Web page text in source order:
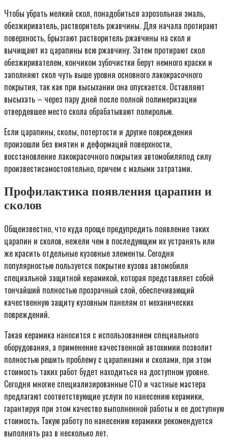
Чтобы убрать мелкий скол, понадобиться аэрозольная эмаль,
обезжириватель, растворитель ржавчины. Для начала протирают
поверхность, брызгают растворитель ржавчины на скол и
вычищают из царапины всю ржавчину. Затем протирают скол
обезжиривателем, кончиком зубочистки берут немного краски и
заполняют скол чуть выше уровня основного лакокрасочного
покрытия, так как при высыхании она опускается. Оставляют
высыхать – через пару дней после полной полимеризации
отвердевшее место скола обрабатывают полиролью.
Если царапины, сколы, потертости и другие повреждения
произошли без вмятин и деформаций поверхности,
восстановление лакокрасочного покрытия автомобиляпод силу
произвестисамостоятельно, причем с малыми затратами.
Профилактика появления царапин и
сколов
Общеизвестно, что куда проще предупредить появление таких
царапин и сколов, нежели чем в последующим их устранять или
же красить отдельные кузовные элементы. Сегодня
популярностью пользуется покрытие кузова автомобиля
специальной защитной керамикой, которая представляет собой
тончайший полностью прозрачный слой, обеспечивающий
качественную защиту кузовным панелям от механических
повреждений.
Такая керамика наносится с использованием специального
оборудования, а применение качественной автохимии позволит
полностью решить проблему с царапинами и сколами, при этом
стоимость таких работ будет находиться на доступном уровне.
Сегодня многие специализированные СТО и частные мастера
предлагают соответствующие услуги по нанесению керамики,
гарантируя при этом качество выполненной работы и ее доступную
стоимость. Такую работу по нанесению керамики рекомендуется
выполнять раз в несколько лет.